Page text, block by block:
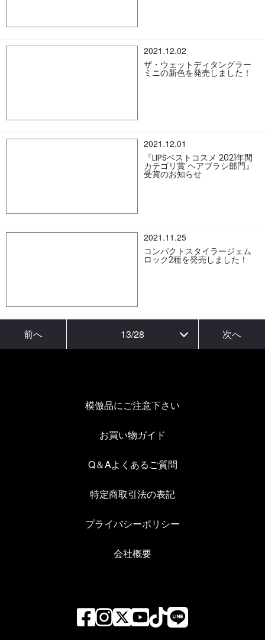
2021.12.02
ザ・ウェットディタングラー
ミニの新色を発売しました！
2021.12.01
『LIPSベストコスメ 2021年間
カテゴリ賞 ヘアブラシ部門』
受賞のお知らせ
2021.11.25
コンパクトスタイラージェム
ロック2種を発売しました！
前へ 13/28 次へ
模倣品にご注意下さい
お買い物ガイド
Q＆Aよくあるご質問
特定商取引法の表記
プライバシーポリシー
会社概要